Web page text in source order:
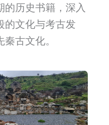
的历史书籍，深入
的文化与考古发
古文化。